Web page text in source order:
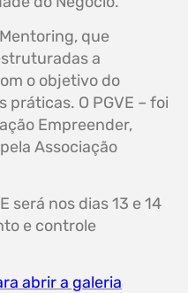
que
a
o objetivo do
O PGVE – foi
Empreender,
Associação
será nos dias 13 e 14
e controle
abrir a galeria